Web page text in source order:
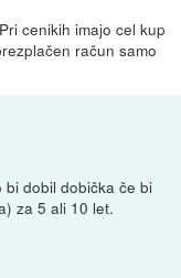
cenikih imajo cel kup
račun samo
dobil dobička če bi
za 5 ali 10 let.